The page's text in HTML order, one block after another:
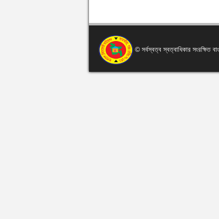
© সর্বস্বত্ব স্বত্বাধিকার সংরক্ষিত